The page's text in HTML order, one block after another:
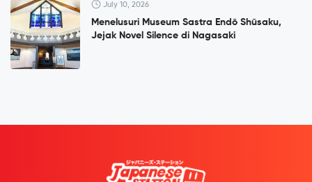
July 10, 2026
Menelusuri Museum Sastra Endō Shūsaku,
Jejak Novel Silence di Nagasaki